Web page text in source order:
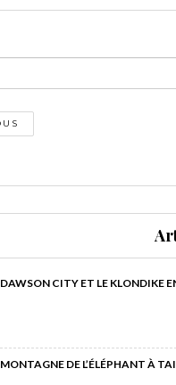
DAWSON CITY ET LE KLONDIKE
MONTAGNE DE L’ÉLÉPHANT À